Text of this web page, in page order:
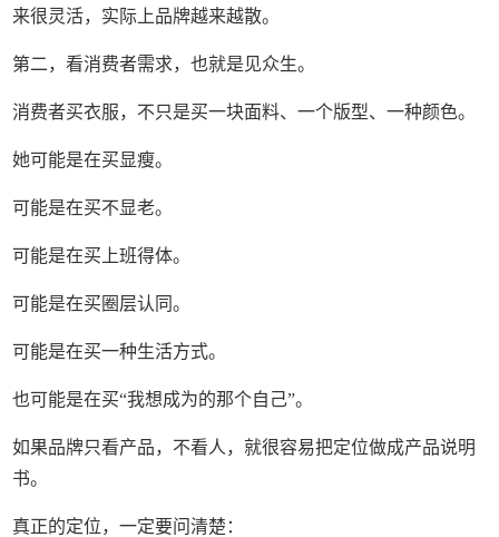
来很灵活，实际上品牌越来越散。
第二，看消费者需求，也就是见众生。
消费者买衣服，不只是买一块面料、一个版型、一种颜色。
她可能是在买显瘦。
可能是在买不显老。
可能是在买上班得体。
可能是在买圈层认同。
可能是在买一种生活方式。
也可能是在买“我想成为的那个自己”。
如果品牌只看产品，不看人，就很容易把定位做成产品说明
书。
真正的定位，一定要问清楚：